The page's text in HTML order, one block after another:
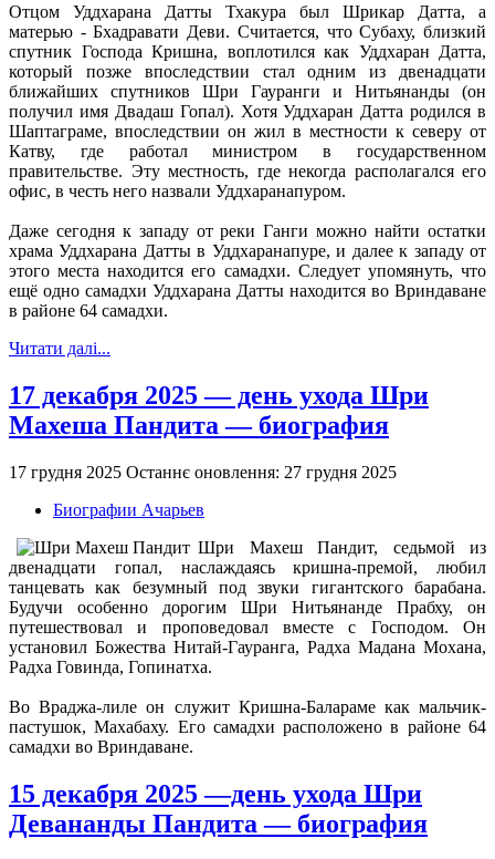
Отцом Уддхарана Датты Тхакура был Шрикар Датта, а
матерью - Бхадравати Деви. Считается, что Субаху, близкий
спутник Господа Кришна, воплотился как Уддхаран Датта,
который позже впоследствии стал одним из двенадцати
ближайших спутников Шри Гауранги и Нитьянанды (он
получил имя Двадаш Гопал). Хотя Уддхаран Датта родился в
Шаптаграме, впоследствии он жил в местности к северу от
Катву, где работал министром в государственном
правительстве. Эту местность, где некогда располагался его
офис, в честь него назвали Уддхаранапуром.
Даже сегодня к западу от реки Ганги можно найти остатки
храма Уддхарана Датты в Уддхаранапуре, и далее к западу от
этого места находится его самадхи. Следует упомянуть, что
ещё одно самадхи Уддхарана Датты находится во Вриндаване
в районе 64 самадхи.
Читати далі...
17 декабря 2025 — день ухода Шри
Махеша Пандита — биография
17 грудня 2025 Останнє оновлення: 27 грудня 2025
Биографии Ачарьев
Шри Махеш Пандит, седьмой из
двенадцати гопал, наслаждаясь кришна-премой, любил
танцевать как безумный под звуки гигантского барабана.
Будучи особенно дорогим Шри Нитьянанде Прабху, он
путешествовал и проповедовал вместе с Господом. Он
установил Божества Нитай-Гауранга, Радха Мадана Мохана,
Радха Говинда, Гопинатха.
Во Враджа-лиле он служит Кришна-Балараме как мальчик-
пастушок, Махабаху. Его самадхи расположено в районе 64
самадхи во Вриндаване.
15 декабря 2025 —день ухода Шри
Девананды Пандита — биография